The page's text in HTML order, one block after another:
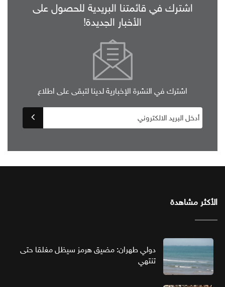
اشترك في قائمتنا البريدية للحصول على
الأخبار الجديدة!
اشترك في النشرة الإخبارية لدينا لتبقى على اطلاع
الأكثر مشاهدة
دولي طهران: مضيق هرمز سيظل مغلقا حتى
تنتهي